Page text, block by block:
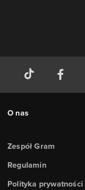
O nas
Zespół Gram
Regulamin
Polityka prywatności